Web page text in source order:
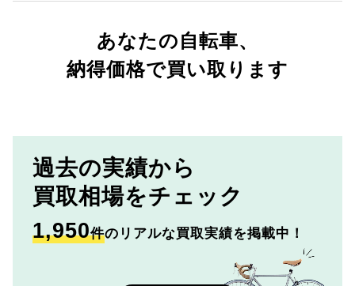
あなたの自転車、
納得価格で買い取ります
過去の実績から
買取相場をチェック
1,950件のリアルな買取実績を掲載中！